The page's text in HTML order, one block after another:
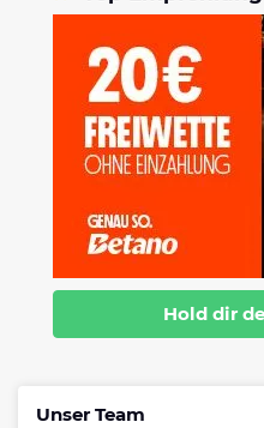
Hold dir
Unser Team